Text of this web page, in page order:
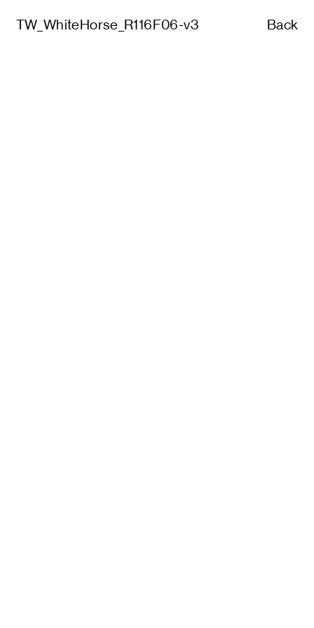
TW_WhiteHorse_R116F06-v3 Back